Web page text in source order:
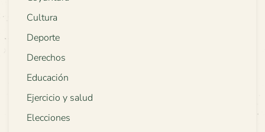
Cultura
Deporte
Derechos
Educación
Ejercicio y salud
Elecciones